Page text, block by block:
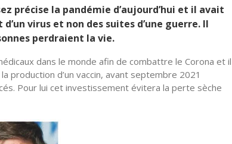
précise la pandémie d’aujourd’hui et il avait
virus et non des suites d’une guerre. Il
perdraient la vie.
dans le monde afin de combattre le Corona et il
production d’un vaccin, avant septembre 2021
Pour lui cet investissement évitera la perte sèche